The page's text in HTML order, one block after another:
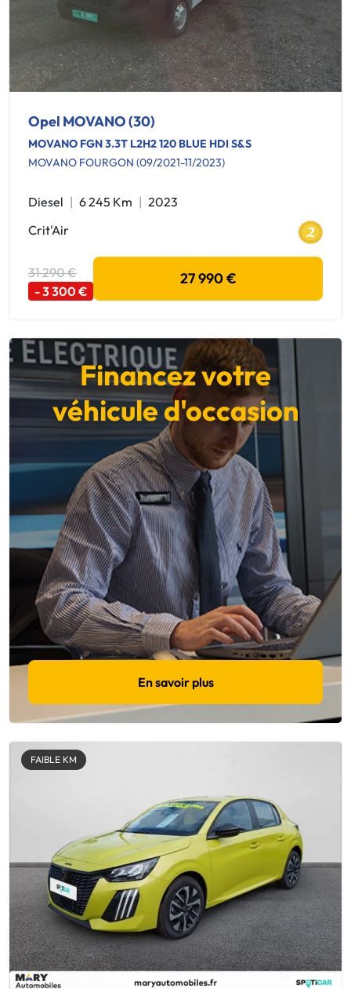
Opel MOVANO (30)
MOVANO FGN 3.3T L2H2 120 BLUE HDI S&S
MOVANO FOURGON (09/2021-11/2023)
Diesel 6 245 Km
2023
Crit'Air
31 290 €
- 3 300 €
27 990 €
Financez votre
véhicule d'occasion
En savoir plus
FAIBLE KM